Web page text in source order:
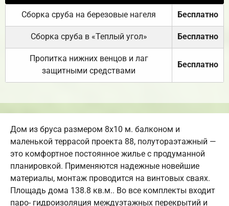
Сборка сруба на березовые нагеля Бесплатно
Сборка сруба в «Теплый угол» Бесплатно
Пропитка нижних венцов и лаг
защитными средствами
Бесплатно
Дом из бруса размером 8х10 м. балконом и
маленькой террасой проекта 88, полутораэтажный —
это комфортное постоянное жилье с продуманной
планировкой. Применяются надежные новейшие
материалы, монтаж проводится на винтовых сваях.
Площадь дома 138.8 кв.м.. Во все комплекты входит
паро- гидроизоляция междуэтажных перекрытий и